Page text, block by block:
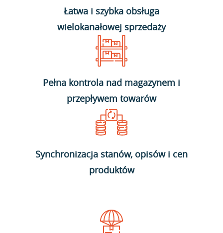
Łatwa i szybka obsługa
wielokanałowej sprzedaży
Pełna kontrola nad magazynem i
przepływem towarów
Synchronizacja stanów, opisów i cen
produktów